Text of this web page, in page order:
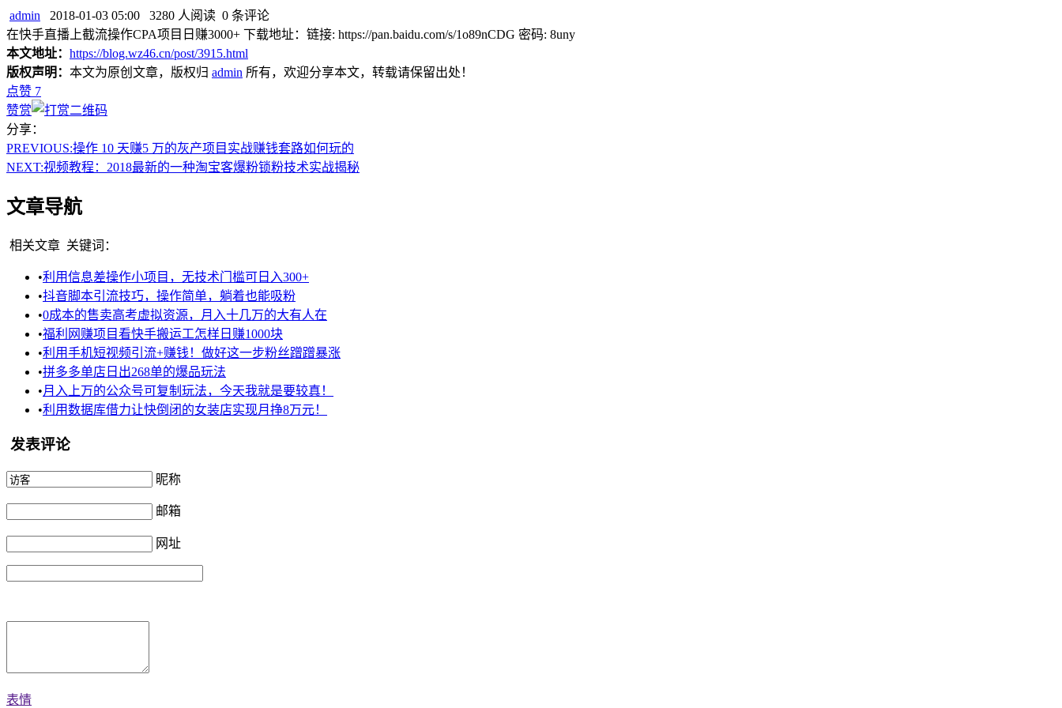
admin 2018-01-03 05:00 3280 人阅读 0 条评论
在快手直播上截流操作CPA项目日赚3000+ 下载地址：链接: https://pan.baidu.com/s/1o89nCDG 密码: 8uny
本文地址： https://blog.wz46.cn/post/3915.html
版权声明： 本文为原创文章，版权归 admin 所有，欢迎分享本文，转载请保留出处！
点赞 7
赞赏
分享：
PREVIOUS:操作 10 天赚5 万的灰产项目实战赚钱套路如何玩的
NEXT:视频教程：2018最新的一种淘宝客爆粉锁粉技术实战揭秘
文章导航
相关文章 关键词：
•利用信息差操作小项目，无技术门槛可日入300+
•抖音脚本引流技巧，操作简单，躺着也能吸粉
•0成本的售卖高考虚拟资源，月入十几万的大有人在
•福利网赚项目看快手搬运工怎样日赚1000块
•利用手机短视频引流+赚钱！做好这一步粉丝蹭蹭暴涨
•拼多多单店日出268单的爆品玩法
•月入上万的公众号可复制玩法，今天我就是要较真！
•利用数据库借力让快倒闭的女装店实现月挣8万元！
发表评论
昵称
邮箱
网址
表情